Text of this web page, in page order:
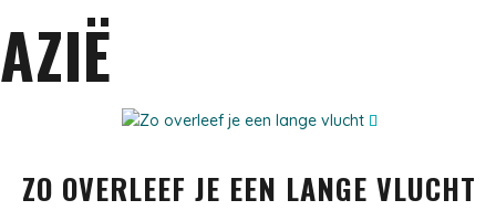
AZIË
ZO OVERLEEF JE EEN LANGE VLUCHT